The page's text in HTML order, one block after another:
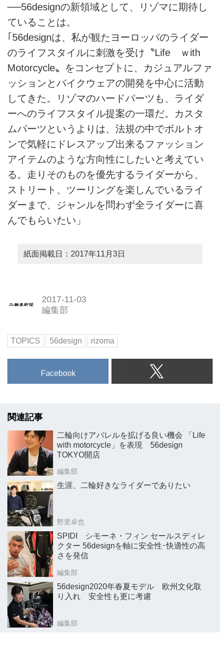
──56designの新領域として、リゾマに期待し
ていることは。
｢56designは、私が観たヨーロッパのライダー
のライフスタイルに刺激を受け〝Life ｗith
Motorcycle〟をコンセプトに、カジュアルファ
ッションとバイクウェアの開発を中心に活動
してきた。リゾマのハードパーツも、ライダ
ーへのライフスタイル提案の一環だ。カスタ
ムパーツというよりは、法規の中でボルトオ
ンで気軽にドレスアップ出来るファッション
アイテムのような方向性にしたいと考えてい
る。走りそのものを優先するライダーから、
ストリート、ツーリングを楽しんでいるライ
ダーまで、ジャンルを問わず全ライダーに喜
んでもらいたい」
紙面掲載日：2017年11月3日
2017-11-03
編集部
TOPICS 56design rizoma
Facebook
関連記事
二輪向けアパレルを拡げる良い機会 「Life
with motorcycle」を表現 56design
TOKYO開店
編集部
生涯、二輪好きなライダーでありたい
野里卓也
SPIDI シモーネ・フィン セールスディレ
クター 56designを軸に安全性･快適性の高
さを発信
編集部
56design2020年春夏モデル 欧州文化取
り入れ 安全性も更に考慮
編集部